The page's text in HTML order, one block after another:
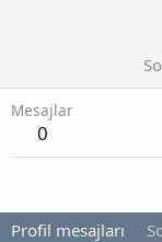
Mesajlar
0
Profil mesajları